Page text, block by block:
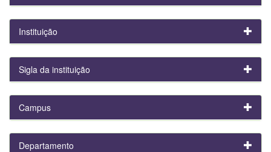
Instituição
Sigla da instituição
Campus
Departamento